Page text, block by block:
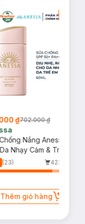
₫702.000 ₫
Nắng Anessa
Nhạy Cảm & Trẻ Em
(23)
423/tháng
Thêm giỏ hàng